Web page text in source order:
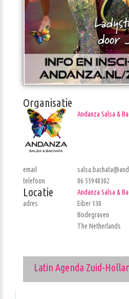
Organisatie
Andanza Salsa &
email
telefoon
06 55948302
Locatie
Andanza Salsa &
adres
Eiber 130
Bodegraven
The Netherlands
Latin Agenda Zuid-